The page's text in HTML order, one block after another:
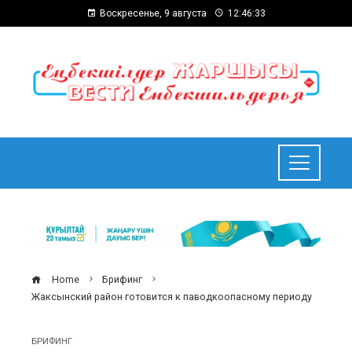
Воскресенье, 9 августа 12:46:33
Home
Брифинг
Жаксынский район готовится к паводкоопасному периоду
БРИФИНГ